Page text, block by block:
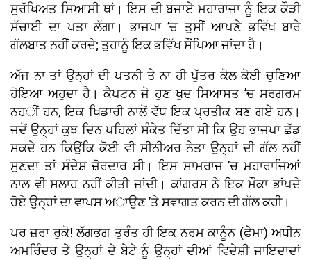
ਸੁਰੱਖਿਅਤ ਸਿਆਸੀ ਥਾਂ। ਇਸ ਦੀ ਬਜਾਏ ਮਹਾਰਾਜਾ ਨੂੰ ਇਕ ਕੌੜੀ
ਸੱਚਾਈ ਦਾ ਪਤਾ ਲੱਗਾ। ਭਾਜਪਾ ’ਚ ਤੁਸੀਂ ਆਪਣੇ ਭਵਿੱਖ ਬਾਰੇ
ਗੱਲਬਾਤ ਨਹੀਂ ਕਰਦੇ; ਤੁਹਾਨੂੰ ਇਕ ਭਵਿੱਖ ਸੌਂਪਿਆ ਜਾਂਦਾ ਹੈ।
ਅੱਜ ਨਾ ਤਾਂ ਉਨ੍ਹਾਂ ਦੀ ਪਤਨੀ ਤੇ ਨਾ ਹੀ ਪੁੱਤਰ ਕੋਲ ਕੋਈ ਚੁਣਿਆ
ਹੋਇਆ ਅਹੁਦਾ ਹੈ। ਕੈਪਟਨ ਜੋ ਹੁਣ ਖੁਦ ਸਿਆਸਤ ’ਚ ਸਰਗਰਮ
ਨਹੀਂ ਹਨ, ਇਕ ਖਿਡਾਰੀ ਨਾਲੋਂ ਵੱਧ ਇਕ ਪ੍ਰਤੀਕ ਬਣ ਗਏ ਹਨ।
ਜਦੋਂ ਉਨ੍ਹਾਂ ਕੁਝ ਦਿਨ ਪਹਿਲਾਂ ਸੰਕੇਤ ਦਿੱਤਾ ਸੀ ਕਿ ਉਹ ਭਾਜਪਾ ਛੱਡ
ਸਕਦੇ ਹਨ ਕਿਉਂਕਿ ਕੋਈ ਵੀ ਸੀਨੀਅਰ ਨੇਤਾ ਉਨ੍ਹਾਂ ਦੀ ਗੱਲ ਨਹੀਂ
ਸੁਣਦਾ ਤਾਂ ਸੰਦੇਸ਼ ਜ਼ੋਰਦਾਰ ਸੀ। ਇਸ ਸਾਮਰਾਜ ’ਚ ਮਹਾਰਾਜਿਆਂ
ਨਾਲ ਵੀ ਸਲਾਹ ਨਹੀਂ ਕੀਤੀ ਜਾਂਦੀ। ਕਾਂਗਰਸ ਨੇ ਇਕ ਮੌਕਾ ਭਾਂਪਦੇ
ਹੋਏ ਉਨ੍ਹਾਂ ਦਾ ਵਾਪਸ ਅਾਉਣ ’ਤੇ ਸਵਾਗਤ ਕਰਨ ਦੀ ਗੱਲ ਕਹੀ।
ਪਰ ਜ਼ਰਾ ਰੁਕੋ! ਲੱਗਭਗ ਤੁਰੰਤ ਹੀ ਇਕ ਨਰਮ ਕਾਨੂੰਨ (ਫੇਮਾ) ਅਧੀਨ
ਅਮਰਿੰਦਰ ਤੇ ਉਨ੍ਹਾਂ ਦੇ ਬੇਟੇ ਨੂੰ ਉਨ੍ਹਾਂ ਦੀਆਂ ਵਿਦੇਸ਼ੀ ਜਾਇਦਾਦਾਂ